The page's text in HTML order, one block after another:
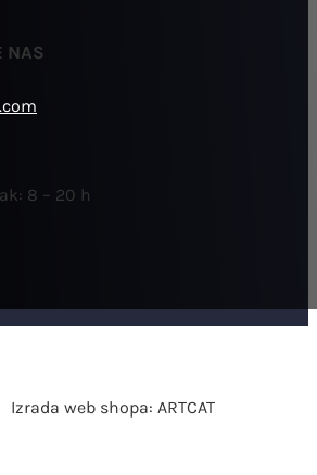
NAS
8 – 20 h
Izrada web shopa: ARTCAT